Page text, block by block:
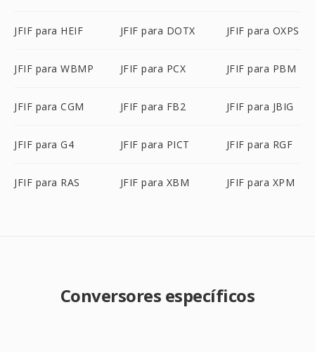
JFIF para HEIF JFIF para DOTX JFIF para OXPS
JFIF para WBMP JFIF para PCX JFIF para PBM
JFIF para CGM JFIF para FB2 JFIF para JBIG
JFIF para G4 JFIF para PICT JFIF para RGF
JFIF para RAS JFIF para XBM JFIF para XPM
Conversores específicos